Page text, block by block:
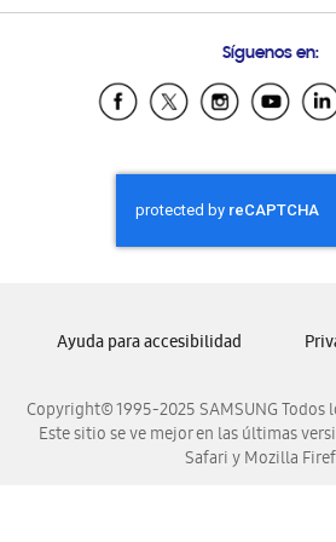
Samsung Ecuador
Samsung El
Samsung
Samsung Nicaragua
Samsung
Samsung
Síguenos en:
Copyright© 1995-2025 SAMSUNG Todos
Este sitio se ve mejor en las últimas
Safari y Mozilla
Ayuda para accesibilidad